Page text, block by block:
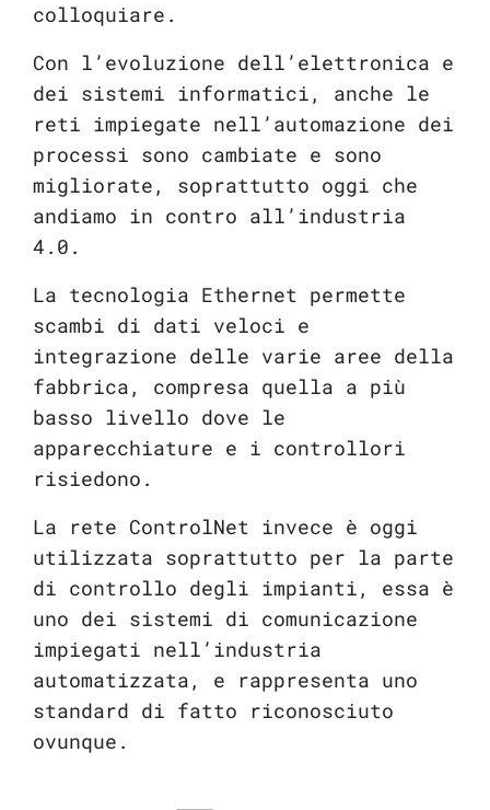
colloquiare.
Con l’evoluzione dell’elettronica e
dei sistemi informatici, anche le
reti impiegate nell’automazione dei
processi sono cambiate e sono
migliorate, soprattutto oggi che
andiamo in contro all’industria
4.0.
La tecnologia Ethernet permette
scambi di dati veloci e
integrazione delle varie aree della
fabbrica, compresa quella a più
basso livello dove le
apparecchiature e i controllori
risiedono.
La rete ControlNet invece è oggi
utilizzata soprattutto per la parte
di controllo degli impianti, essa è
uno dei sistemi di comunicazione
impiegati nell’industria
automatizzata, e rappresenta uno
standard di fatto riconosciuto
ovunque.